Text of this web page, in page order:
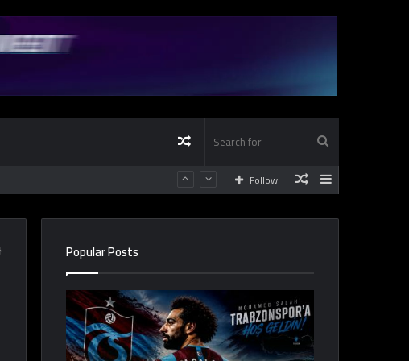
for
Random
Article
Random
Follow
Popular Posts